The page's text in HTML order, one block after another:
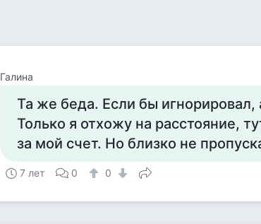
Галина
Та же беда. Если бы игнорировал,
Только я отхожу на расстояние,
за мой счет. Но близко не
7 лет 0 0